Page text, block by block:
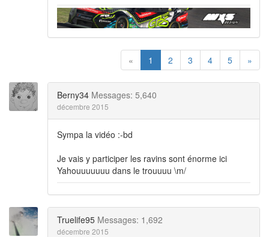
« 1 2 3 4 5 »
Berny34 Messages: 5,640
décembre 2015
Sympa la vidéo :-bd
Je vais y participer les ravins sont énorme ici
Yahouuuuuuu dans le trouuuu \m/
Truelife95 Messages: 1,692
décembre 2015